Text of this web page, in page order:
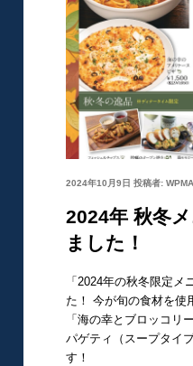
投
日:
2024年10月9日 投稿者:
2024年 秋冬
ました！
「2024年の秋冬限定メ
た！ 今が旬の食材を使
「海の幸とブロッコリ
パゲティ（スープタイ
す！